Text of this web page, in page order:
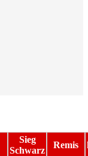
Sieg
Schwarz
Remis